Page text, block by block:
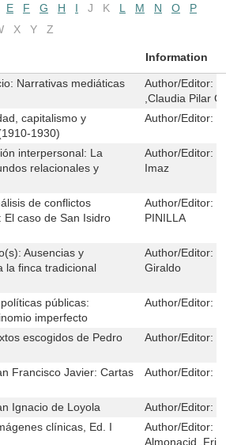
E F G H I J K L M N O
P
X Y Z
Information
Narrativas mediáticas
Author/Editor:
,Claudia Pilar
capitalismo y
1930)
Author/Editor:
interpersonal: La
relacionales y
Author/Editor:
Imaz
de conflictos
El caso de San Isidro
Author/Editor:
PINILLA
Ausencias y
la finca tradicional
Author/Editor:
Giraldo
públicas:
imperfecto
Author/Editor:
escogidos de Pedro
Author/Editor:
Francisco Javier: Cartas
Author/Editor:
Ignacio de Loyola Author/Editor:
clínicas, Ed. I
Author/Editor:
Almonacid